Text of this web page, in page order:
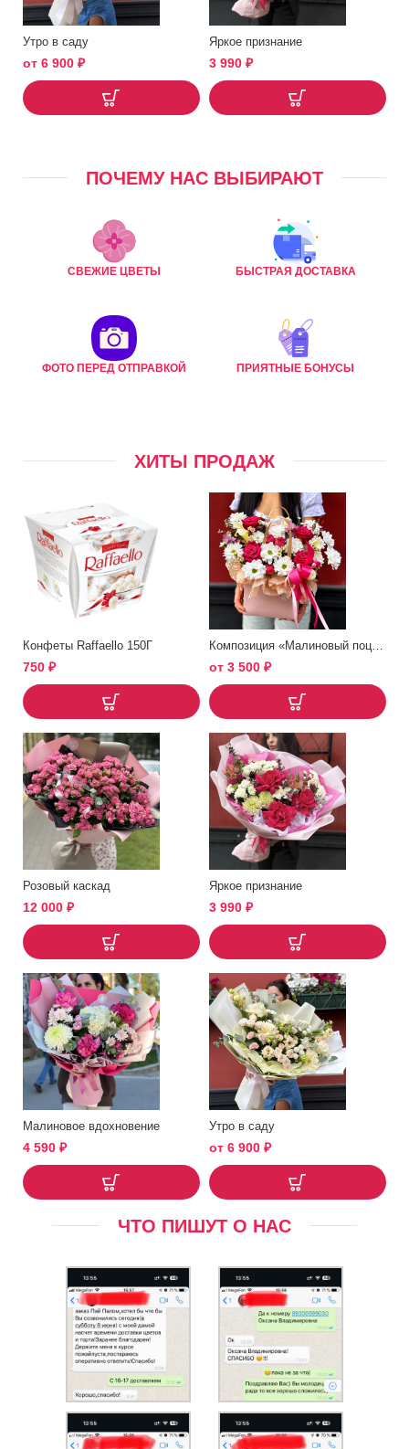
Утро в саду
от 6 900 ₽
Яркое признание
3 990 ₽
ПОЧЕМУ НАС ВЫБИРАЮТ
СВЕЖИЕ ЦВЕТЫ БЫСТРАЯ ДОСТАВКА
ФОТО ПЕРЕД ОТПРАВКОЙ ПРИЯТНЫЕ БОНУСЫ
ХИТЫ ПРОДАЖ
Конфеты Raffaello 150Г
750 ₽ от 3 500 ₽
Розовый каскад
12 000 ₽
Яркое признание
3 990 ₽
Малиновое вдохновение
4 590 ₽
Утро в саду
от 6 900 ₽
ЧТО ПИШУТ О НАС